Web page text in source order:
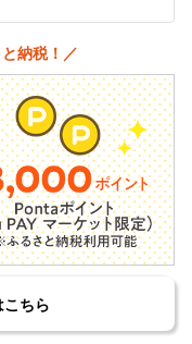
納税！／
こちら